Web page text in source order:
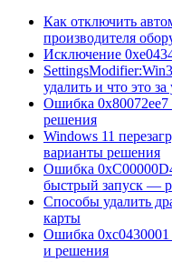
Как отключить
производителя
Исключение
удалить и что это за
Ошибка
решения
Windows 11
варианты решения
Ошибка
быстрый запуск —
Способы удалить
карты
Ошибка
и решения